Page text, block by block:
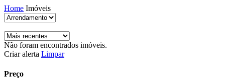
Home Imóveis
Não foram encontrados imóveis.
Criar alerta Limpar
Preço